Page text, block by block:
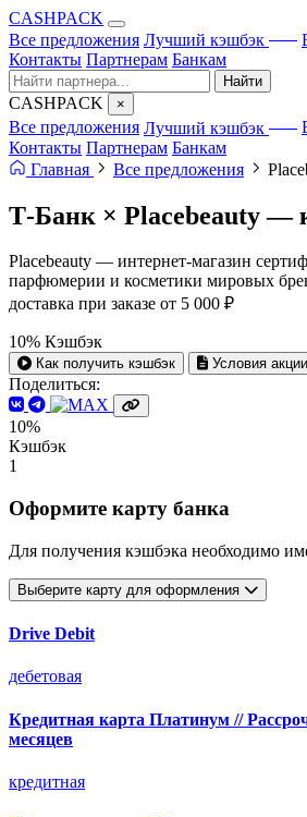
CASHPACK
Все предложения Лучший кэшбэк
Контакты Партнерам Банкам
Найти
CASHPACK ×
Все предложения Лучший кэшбэк
Контакты Партнерам Банкам
Главная
Все предложения
Т-Банк × Placebeauty —
Placebeauty — интернет-магазин
парфюмерии и косметики мировых
доставка при заказе от 5 000 ₽
10% Кэшбэк
Как получить кэшбэк Условия акции
Поделиться:
10%
Кэшбэк
1
Оформите карту банка
Для получения кэшбэка необходимо
Выберите карту для оформления
Drive Debit
дебетовая
Кредитная карта Платинум //
месяцев
кредитная